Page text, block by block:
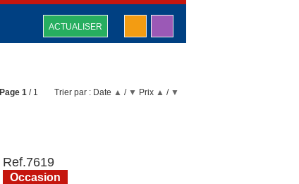
ACTUALISER
Trier par : Date ▲ / ▼ Prix ▲ / ▼
Page 1 / 1
Ref.7619
Occasion